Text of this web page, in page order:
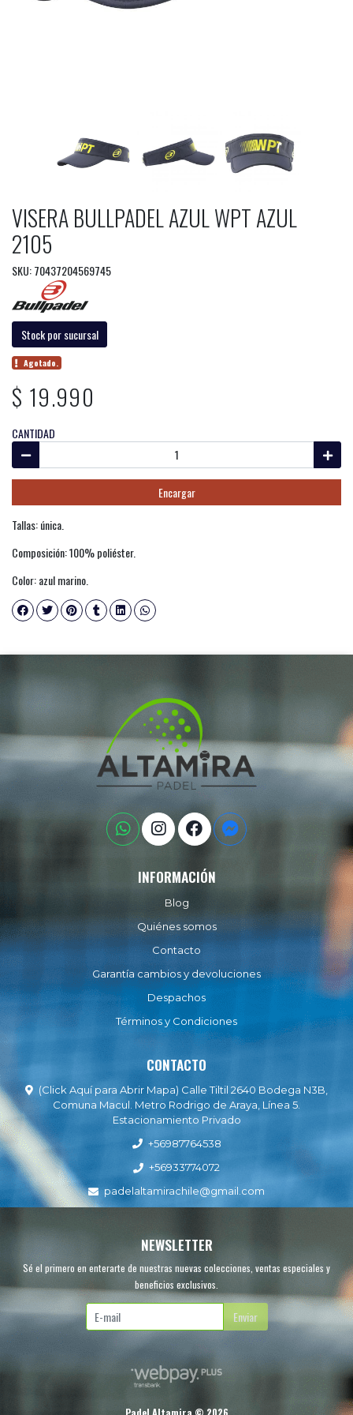
VISERA BULLPADEL AZUL WPT AZUL
2105
SKU: 70437204569745
Stock por sucursal
Agotado.
$ 19.990
CANTIDAD
Encargar
Tallas: única.
Composición: 100% poliéster.
Color: azul marino.
INFORMACIÓN
Blog
Quiénes somos
Contacto
Garantía cambios y devoluciones
Despachos
Términos y Condiciones
CONTACTO
(Click Aquí para Abrir Mapa) Calle Tiltil 2640 Bodega N3B,
Comuna Macul. Metro Rodrigo de Araya, Línea 5.
Estacionamiento Privado
+56987764538
+56933774072
padelaltamirachile@gmail.com
NEWSLETTER
Sé el primero en enterarte de nuestras nuevas colecciones, ventas especiales y
beneficios exclusivos.
Enviar